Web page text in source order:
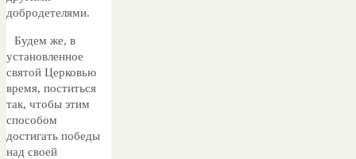
добродетелями.
Будем же, в
установленное
святой Церковью
время, поститься
так, чтобы этим
способом
достигать победы
над своей